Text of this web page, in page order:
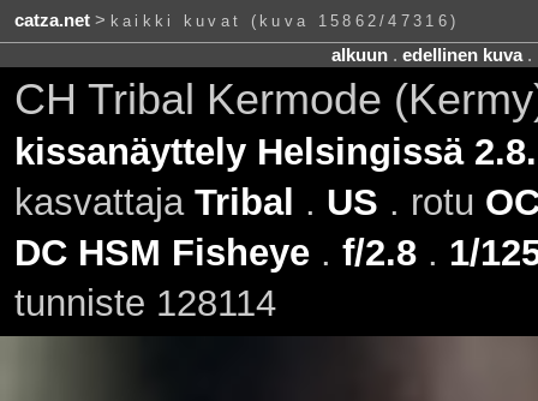
catza.net> kaikki kuvat (kuva 15862/47316)
alkuun. edellinen kuva.
CH Tribal Kermode
kissanäyttely Helsingissä
kasvattaja Tribal . US . rotu
DC HSM Fisheye. f/2.8. 1/
tunniste 128114